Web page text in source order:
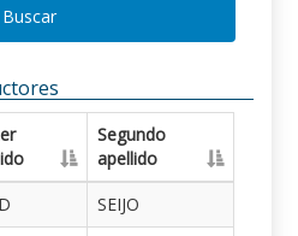
Buscar
Segundo
apellido
SEIJO